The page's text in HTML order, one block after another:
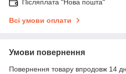
Післяплата "Нова пошта"
Всі умови оплати
Умови повернення
Повернення товару впродовж 14